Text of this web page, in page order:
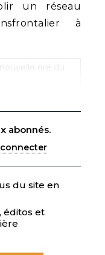
un réseau
à
ère du
abonnés.
connecter
du site en
éditos et